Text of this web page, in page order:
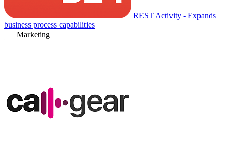
REST Activity - Expands
business process capabilities
Marketing